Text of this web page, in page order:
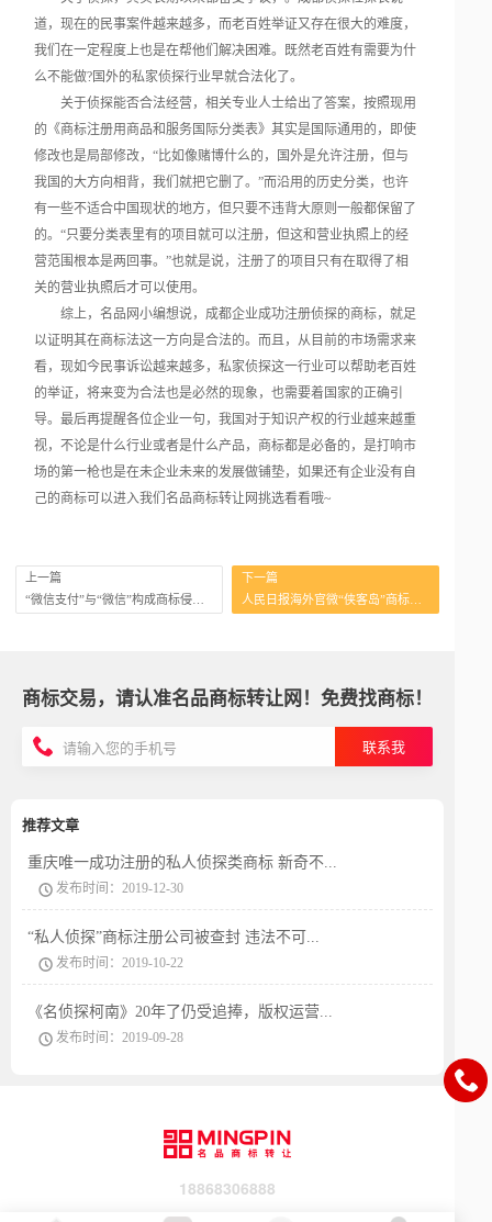
道，现在的民事案件越来越多，而老百姓举证又存在很大的难度，
我们在一定程度上也是在帮他们解决困难。既然老百姓有需要为什
么不能做?国外的私家侦探行业早就合法化了。
关于侦探能否合法经营，相关专业人士给出了答案，按照现用
的《商标注册用商品和服务国际分类表》其实是国际通用的，即使
修改也是局部修改，“比如像赌博什么的，国外是允许注册，但与
我国的大方向相背，我们就把它删了。”而沿用的历史分类，也许
有一些不适合中国现状的地方，但只要不违背大原则一般都保留了
的。“只要分类表里有的项目就可以注册，但这和营业执照上的经
营范围根本是两回事。”也就是说，注册了的项目只有在取得了相
关的营业执照后才可以使用。
综上，名品网小编想说，成都企业成功注册侦探的商标，就足
以证明其在商标法这一方向是合法的。而且，从目前的市场需求来
看，现如今民事诉讼越来越多，私家侦探这一行业可以帮助老百姓
的举证，将来变为合法也是必然的现象，也需要着国家的正确引
导。最后再提醒各位企业一句，我国对于知识产权的行业越来越重
视，不论是什么行业或者是什么产品，商标都是必备的，是打响市
场的第一枪也是在未企业未来的发展做铺垫，如果还有企业没有自
己的商标可以进入我们名品商标转让网挑选看看哦~
上一篇
下一篇
人民日报海外官微“侠客岛”商标遭抢注
商标交易，请认准名品商标转让网！免费找商标！
联系我
推荐文章
重庆唯一成功注册的私人侦探类商标 新奇不...
发布时间：2019-12-30
“私人侦探”商标注册公司被查封 违法不可...
发布时间：2019-10-22
《名侦探柯南》20年了仍受追捧，版权运营...
发布时间：2019-09-28
18868306888